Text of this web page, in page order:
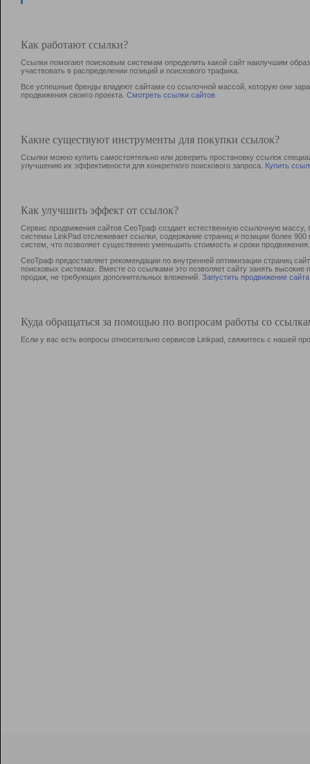
Как работают ссылки?
Ссылки помогают поисковым системам определить какой сайт наилучшим
участвовать в раcпределении позиций и поискового трафика.
Все успешные бренды владеют сайтами со ссылочной массой, которую они
продвижения своего проекта. Смотреть ссылки сайтов
Какие существуют инструменты для покупки ссылок?
Ссылки можно купить самостоятельно или доверить простановку ссылок
улучшению их эффективности для конкретного поискового запроса. Купить
Как улучшить эффект от ссылок?
Сервис продвижения сайтов СеоТраф создает естественную ссылочную
системы LinkPad отслеживает ссылки, содержание страниц и позиции более
систем, что позволяет существенно уменьшить стоимость и сроки продвижения.
СеоТраф предоставляет рекомендации по внутренней оптимизации страниц
поисковых системах. Вместе со ссылками это позволяет сайту занять
продаж, не требующих дополнительных вложений. Запустить продвижение сайта
Куда обращаться за помощью по вопросам работы со
Если у вас есть вопросы относительно сервисов Linkpad, свяжитесь с нашей